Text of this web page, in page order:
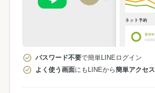
パスワード不要で簡単LINEログイン
よく使う画面にもLINEから簡単アクセス